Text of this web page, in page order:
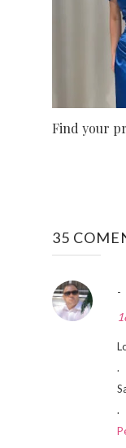
Find your
35
-
.
.